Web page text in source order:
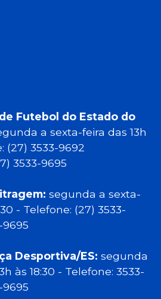
Futebol do Estado do
a sexta-feira das 13h
(27) 3533-9692
3533-9695
segunda a sexta-
- Telefone: (27) 3533-
9695
Desportiva/ES: segunda
às 18:30 - Telefone: 3533-
9695